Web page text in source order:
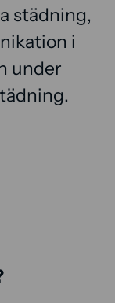
städning,
i
under